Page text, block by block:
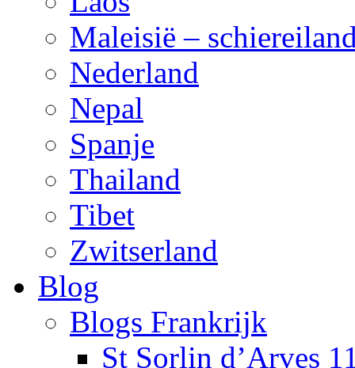
Maleisië –
Nederland
Nepal
Spanje
Thailand
Tibet
Zwitserland
Blog
Blogs Frankrijk
St Sorlin d’Arves